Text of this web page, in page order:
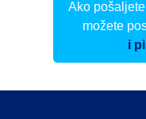
Ako
možete
i